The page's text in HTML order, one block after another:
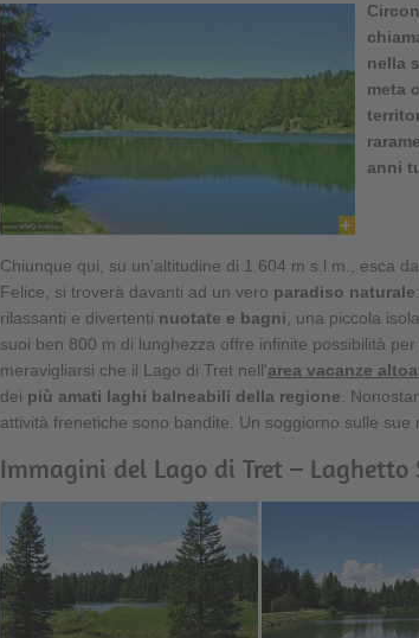
nella
meta
anni
Chiunque qui, su un’altitudine di 1.604 m s.l.m., esca
Felice, si troverà davanti ad un vero paradiso naturale
rilassanti e divertenti nuotate e bagni , una piccola
suoi ben 800 m di lunghezza offre infinite possibilità
meravigliarsi che il Lago di Tret nell'area vacanze
dei più amati laghi balneabili della regione .
attività frenetiche sono bandite. Un soggiorno sulle sue
Immagini del Lago di Tret – Laghetto